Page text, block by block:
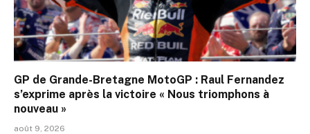
GP de Grande-Bretagne MotoGP : Raul Fernandez
s’exprime après la victoire « Nous triomphons à
nouveau »
août 9, 2026